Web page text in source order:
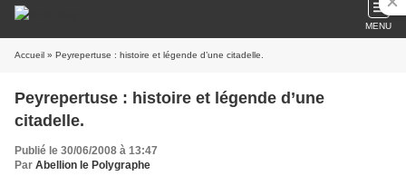
MENU
Accueil » Peyrepertuse : histoire et légende d’une citadelle.
Peyrepertuse : histoire et légende d’une
citadelle.
Publié le 30/06/2008 à 13:47
Par Abellion le Polygraphe